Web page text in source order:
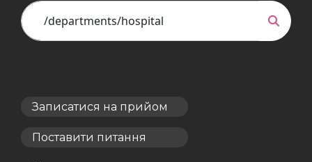
Записатися на прийом
Поставити питання